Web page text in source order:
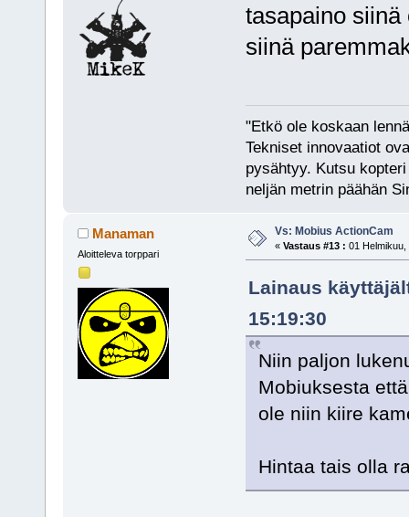
tasapaino
siinä
"Etkö ole koskaan
Tekniset innovaatiot
pysähtyy. Kutsu
neljän metrin päähän
Manaman
Aloitteleva torppari
Vs: Mobius ActionCam
« Vastaus #13 : 01 Helmikuu,
Lainaus
15:19:30
Niin paljon
Mobiuksesta
ole niin kiire
Hintaa tais olla